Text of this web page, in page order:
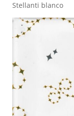
Stellanti blanco